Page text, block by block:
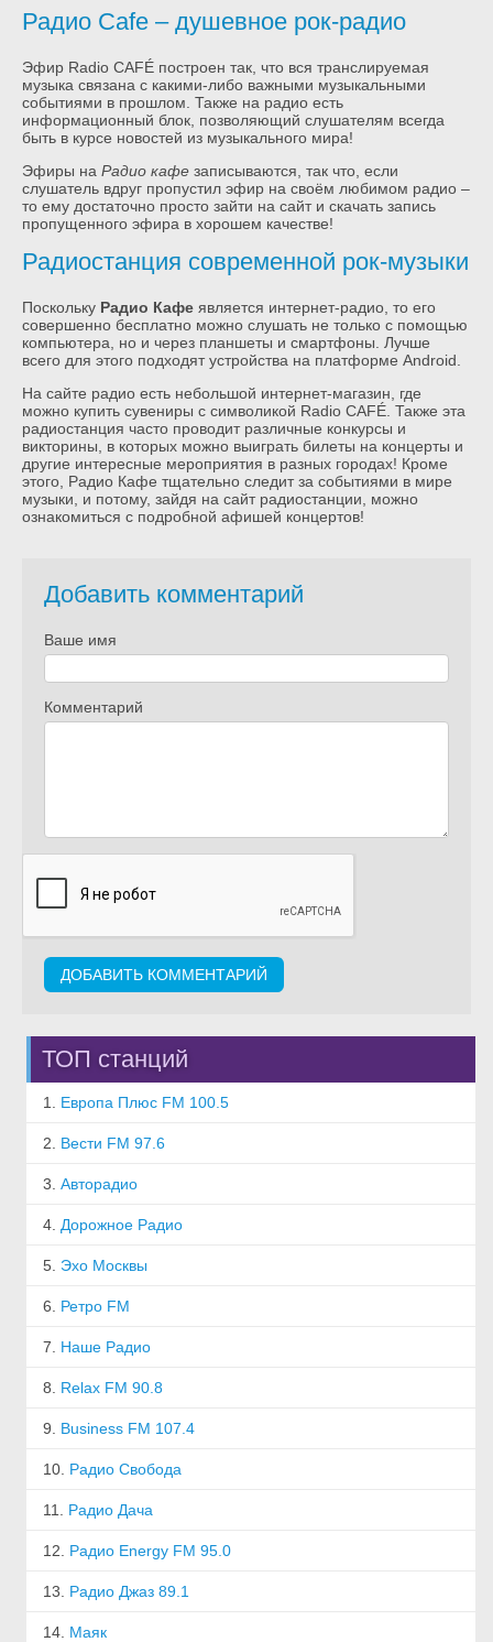
Радио Cafe – душевное рок-радио
Эфир Radio CAFÉ построен так, что вся транслируемая
музыка связана с какими-либо важными музыкальными
событиями в прошлом. Также на радио есть
информационный блок, позволяющий слушателям всегда
быть в курсе новостей из музыкального мира!
Эфиры на Радио кафе записываются, так что, если
слушатель вдруг пропустил эфир на своём любимом радио –
то ему достаточно просто зайти на сайт и скачать запись
пропущенного эфира в хорошем качестве!
Радиостанция современной рок-музыки
Поскольку Радио Кафе является интернет-радио, то его
совершенно бесплатно можно слушать не только с помощью
компьютера, но и через планшеты и смартфоны. Лучше
всего для этого подходят устройства на платформе Android.
На сайте радио есть небольшой интернет-магазин, где
можно купить сувениры с символикой Radio CAFÉ. Также эта
радиостанция часто проводит различные конкурсы и
викторины, в которых можно выиграть билеты на концерты и
другие интересные мероприятия в разных городах! Кроме
этого, Радио Кафе тщательно следит за событиями в мире
музыки, и потому, зайдя на сайт радиостанции, можно
ознакомиться с подробной афишей концертов!
Добавить комментарий
Ваше имя
Комментарий
ТОП станций
1. Европа Плюс FM 100.5
2. Вести FM 97.6
3.Авторадио
4. Дорожное Радио
5. Эхо Москвы
6. Ретро FM
7. Наше Радио
8. Relax FM 90.8
9. Business FM 107.4
10. Радио Свобода
11. Радио Дача
12. Радио Energy FM 95.0
13. Радио Джаз 89.1
14. Маяк